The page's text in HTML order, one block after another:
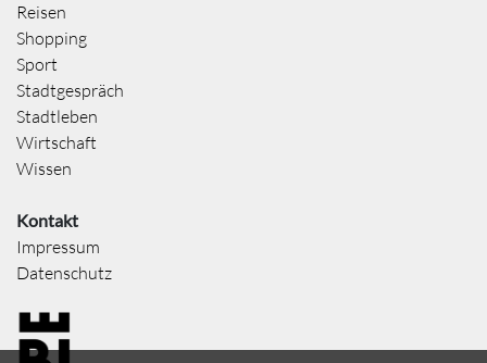
Reisen
Shopping
Sport
Stadtgespräch
Stadtleben
Wirtschaft
Wissen
Kontakt
Impressum
Datenschutz